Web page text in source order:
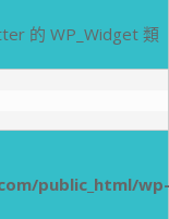
的 WP_Widget 類
public_html/wp-